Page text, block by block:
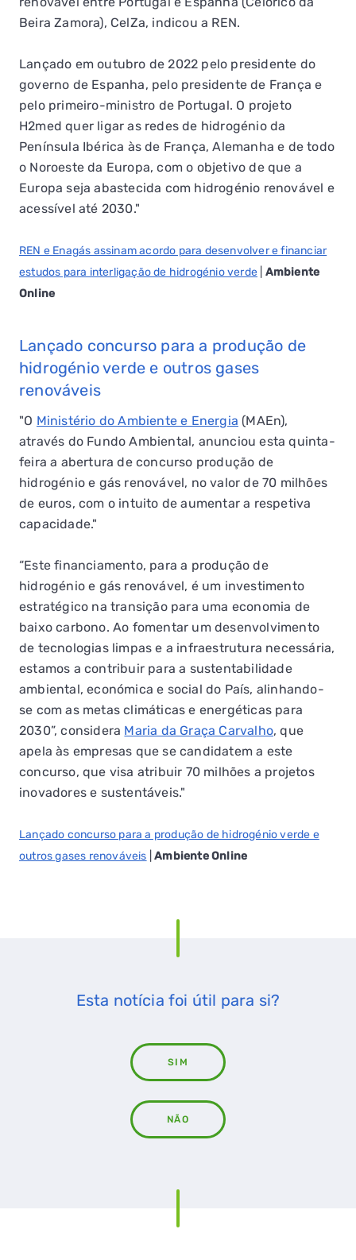
Beira Zamora), CelZa, indicou a REN.
Lançado em outubro de 2022 pelo presidente do
governo de Espanha, pelo presidente de França e
pelo primeiro-ministro de Portugal. O projeto
H2med quer ligar as redes de hidrogénio da
Península Ibérica às de França, Alemanha e de todo
o Noroeste da Europa, com o objetivo de que a
Europa seja abastecida com hidrogénio renovável e
acessível até 2030."
REN e Enagás assinam acordo para desenvolver e financiar
estudos para interligação de hidrogénio verde Ambiente
Online
Lançado concurso para a produção de
hidrogénio verde e outros gases
renováveis
"O Ministério do Ambiente e Energia (MAEn),
através do Fundo Ambiental, anunciou esta quinta-
feira a abertura de concurso produção de
hidrogénio e gás renovável, no valor de 70 milhões
de euros, com o intuito de aumentar a respetiva
capacidade."
“Este financiamento, para a produção de
hidrogénio e gás renovável, é um investimento
estratégico na transição para uma economia de
baixo carbono. Ao fomentar um desenvolvimento
de tecnologias limpas e a infraestrutura necessária,
estamos a contribuir para a sustentabilidade
ambiental, económica e social do País, alinhando-
se com as metas climáticas e energéticas para
2030”, considera Maria da Graça Carvalho, que
apela às empresas que se candidatem a este
concurso, que visa atribuir 70 milhões a projetos
inovadores e sustentáveis."
Lançado concurso para a produção de hidrogénio verde e
outros gases renováveis |Ambiente Online
Esta notícia foi útil para si?
SIM
NÃO